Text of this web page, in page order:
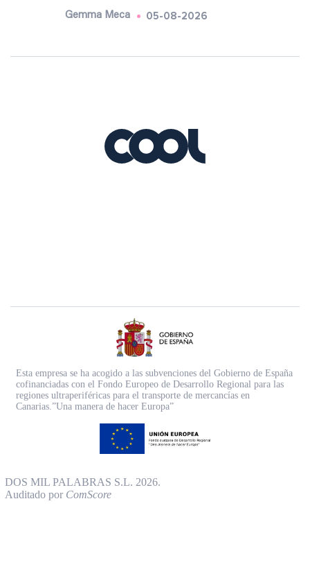
Gemma Meca 05-08-2026
Esta empresa se ha acogido a las subvenciones del Gobierno de España
cofinanciadas con el Fondo Europeo de Desarrollo Regional para las
regiones ultraperiféricas para el transporte de mercancías en
Canarias.”Una manera de hacer Europa”
DOS MIL PALABRAS S.L. 2026.
Auditado por ComScore